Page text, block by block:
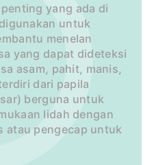
yang ada di
untuk
menelan
yang dapat dideteksi
asam, pahit, manis,
dari papila
berguna untuk
lidah dengan
atau pengecap untuk